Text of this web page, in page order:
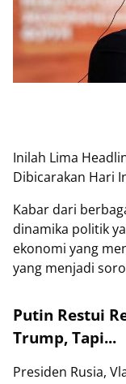
Inilah Lima
Dibicarakan Hari
Kabar dari
dinamika politik
ekonomi yang
yang menjadi
Putin Restui
Trump, Tapi...
Presiden Rusia,